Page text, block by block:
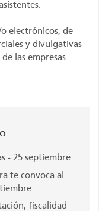
electrónicos, de
y divulgativas
las empresas
- 25 septiembre
te convoca al
fiscalidad